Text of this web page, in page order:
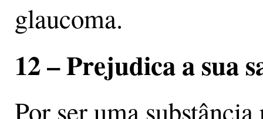
glaucoma.
12 – Prejudica a sua
Por ser uma